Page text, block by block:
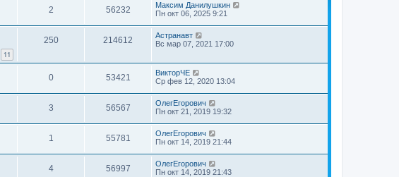
2 56232
Максим Данилушкин
Пн окт 06, 2025 9:21
11
250 214612
Астранавт
Вс мар 07, 2021 17:00
0 53421
ВикторЧЕ
Ср фев 12, 2020 13:04
3 56567
ОлегЕгорович
Пн окт 21, 2019 19:32
1 55781
ОлегЕгорович
Пн окт 14, 2019 21:44
4 56997
ОлегЕгорович
Пн окт 14, 2019 21:43